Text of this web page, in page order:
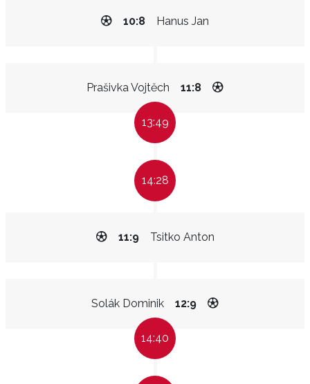
Hanus Jan
10:8
Prašivka Vojtěch 11:8
13:49
14:28
Tsitko Anton
11:9
Solák Dominik 12:9
14:40